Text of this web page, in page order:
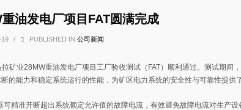
油发电厂项目FAT圆满完成
19 / PUBLISHED IN 公司新闻
矿业28MW重油发电厂项目工厂验收测试（FAT）顺利通过。测试期间
的能力和稳定系统运行的性能，为矿区电力系统的安全性与可靠性提供
精准开断超出系统额定允许值的故障电流，有效避免故障电流对生产